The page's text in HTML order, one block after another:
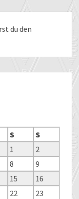
du den
S
S
1
2
8
9
15
16
22
23